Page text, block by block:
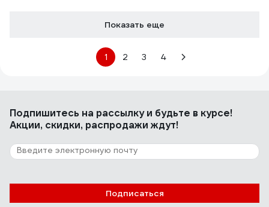
Показать еще
1 2 3 4
Подпишитесь на рассылкуи будьте в курсе!
Акции, скидки, распродажи ждут!
Подписаться